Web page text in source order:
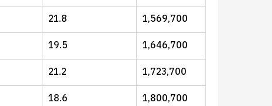
21.8
1,569,700
19.5
1,646,700
21.2
1,723,700
18.6 1,800,700